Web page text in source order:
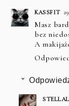
KASSFIT
Masz
bez
A